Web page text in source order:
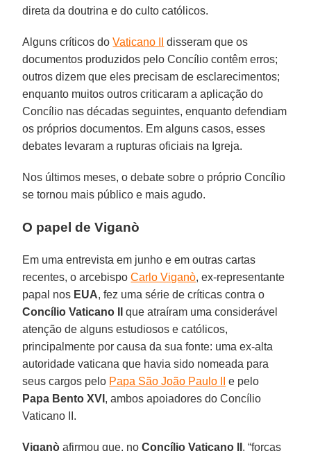
direta da doutrina e do culto católicos.
Alguns críticos doVaticano II
disseram que os
documentos produzidos pelo Concílio contêm erros;
outros dizem que eles precisam de esclarecimentos;
enquanto muitos outros criticaram a aplicação do
Concílio nas décadas seguintes, enquanto defendiam
os próprios documentos. Em alguns casos, esses
debates levaram a rupturas oficiais na Igreja.
Nos últimos meses, o debate sobre o próprio Concílio
se tornou mais público e mais agudo.
O papel de Viganò
Em uma entrevista em junho e em outras cartas
recentes, o arcebispoCarlo Viganò, ex-representante
papal nos EUA, fez uma série de críticas contra o
Concílio Vaticano II
que atraíram uma considerável
atenção de alguns estudiosos e católicos,
principalmente por causa da sua fonte: uma ex-alta
autoridade vaticana que havia sido nomeada para
seus cargos pelo Papa São João Paulo II
e pelo
Papa Bento XVI , ambos apoiadores do Concílio
Vaticano II.
Viganò afirmou que, noConcílio Vaticano II , “forças